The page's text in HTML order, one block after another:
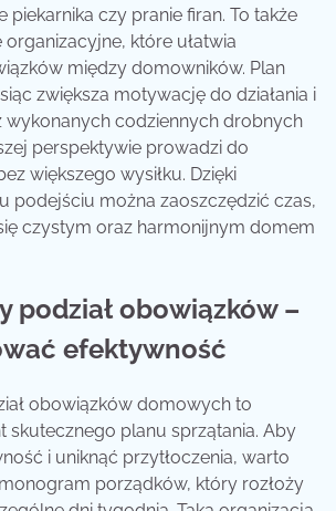
piekarnika czy pranie firan. To także
które ułatwia
między domowników. Plan
zwiększa motywację do działania i
wykonanych codziennych drobnych
perspektywie prowadzi do
większego wysiłku. Dzięki
podejściu można zaoszczędzić czas,
czystym oraz harmonijnym domem
podział obowiązków –
efektywność
obowiązków domowych to
skutecznego planu sprzątania. Aby
i uniknąć przytłoczenia, warto
porządków, który rozłoży